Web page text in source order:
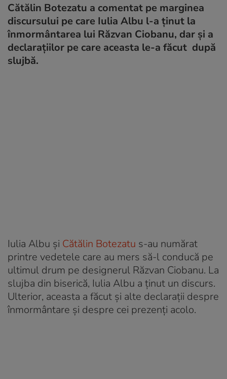
Cătălin Botezatu a comentat pe marginea
discursului pe care Iulia Albu l-a ținut la
înmormântarea lui Răzvan Ciobanu, dar și a
declarațiilor pe care aceasta le-a făcut după
slujbă.
Iulia Albu și Cătălin Botezatu s-au numărat
printre vedetele care au mers să-l conducă pe
ultimul drum pe designerul Răzvan Ciobanu. La
slujba din biserică, Iulia Albu a ținut un discurs.
Ulterior, aceasta a făcut și alte declarații despre
înmormântare și despre cei prezenți acolo.